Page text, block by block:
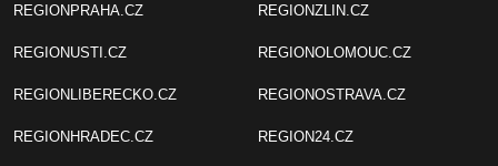
REGIONPRAHA.CZ
REGIONUSTI.CZ
REGIONLIBERECKO.CZ
REGIONHRADEC.CZ
REGIONZLIN.CZ
REGIONOLOMOUC.CZ
REGIONOSTRAVA.CZ
REGION24.CZ